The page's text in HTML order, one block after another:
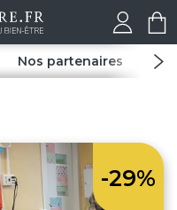
Nos partenaires Spas
-29%